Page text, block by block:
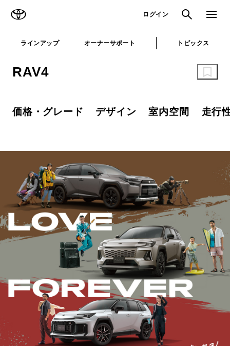
ログイン 検索 メニュ
ラインアップ オーナーサポート トピックス
RAV4
価格・グレード デザイン 室内空間 走行